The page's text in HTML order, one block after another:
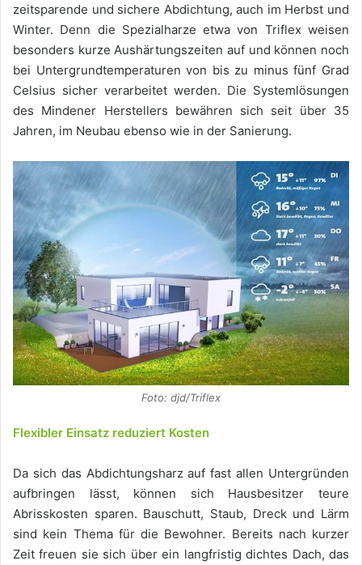
zeitsparende und sichere Abdichtung, auch im Herbst und
Winter. Denn die Spezialharze etwa von Triflex weisen
besonders kurze Aushärtungszeiten auf und können noch
bei Untergrundtemperaturen von bis zu minus fünf Grad
Celsius sicher verarbeitet werden. Die Systemlösungen
des Mindener Herstellers bewähren sich seit über 35
Jahren, im Neubau ebenso wie in der Sanierung.
Foto: djd/Triflex
Flexibler Einsatz reduziert Kosten
Da sich das Abdichtungsharz auf fast allen Untergründen
aufbringen lässt, können sich Hausbesitzer teure
Abrisskosten sparen. Bauschutt, Staub, Dreck und Lärm
sind kein Thema für die Bewohner. Bereits nach kurzer
Zeit freuen sie sich über ein langfristig dichtes Dach, das